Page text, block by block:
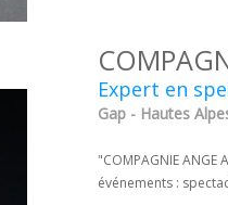
Expert en
Gap - Hautes
"COMPAGNIE
événements :